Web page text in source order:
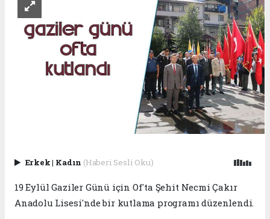
Erkek| Kadın (Haberi Sesli Oku)
19 Eylül Gaziler Günü için Of'ta Şehit Necmi Çakır
Anadolu Lisesi'nde bir kutlama programı düzenlendi.